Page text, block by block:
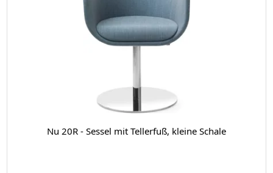
Nu 20R - Sessel mit Tellerfuß, kleine Schale